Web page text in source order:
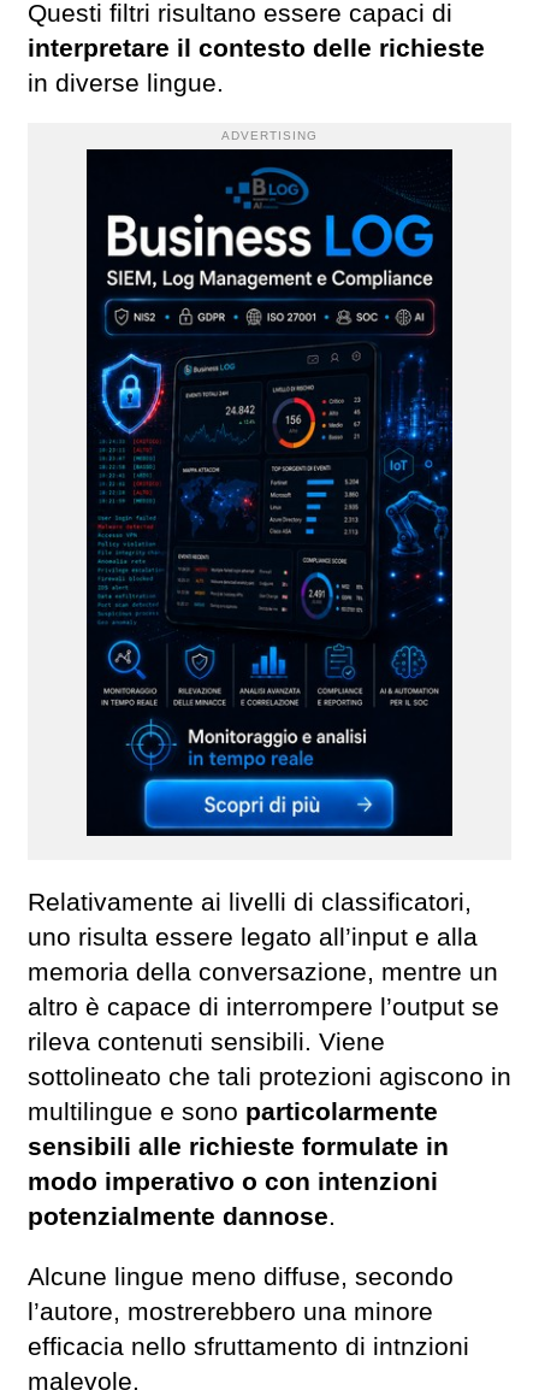
Questi filtri risultano essere capaci di
interpretare il contesto delle richieste
in diverse lingue.
ADVERTISING
Relativamente ai livelli di classificatori,
uno risulta essere legato all’input e alla
memoria della conversazione, mentre un
altro è capace di interrompere l’output se
rileva contenuti sensibili. Viene
sottolineato che tali protezioni agiscono in
multilingue e sono particolarmente
sensibili alle richieste formulate in
modo imperativo o con intenzioni
potenzialmente dannose.
Alcune lingue meno diffuse, secondo
l’autore, mostrerebbero una minore
efficacia nello sfruttamento di intnzioni
malevole.